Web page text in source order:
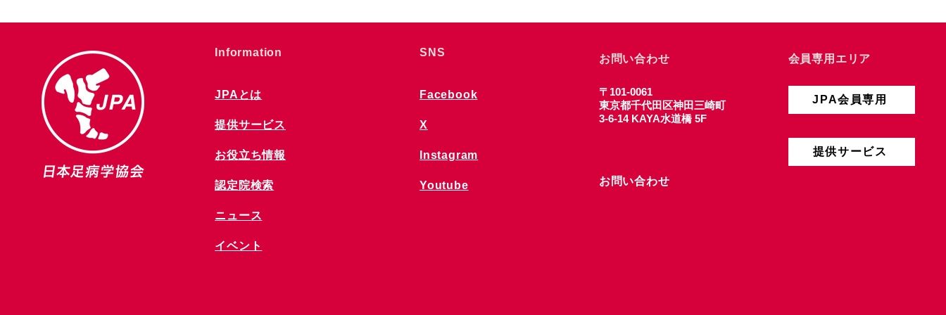
​Information
JPAとは
提供サービス
お役立ち情報
​認定院検索
ニュース
​イベント
SNS
Facebook
X
Instagram
Youtube
お問い合わせ
〒101-0061
東京都千代田区神田三崎町
3-6-14 KAYA水道橋 5F
お問い合わせ
会員専用エリア
JPA会員専用
提供サービス